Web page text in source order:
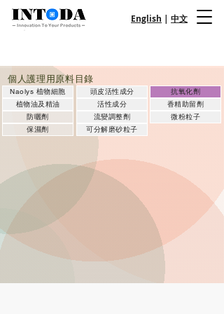
English | 中文
個人護理用原料目錄
Naolys 植物細胞
植物油及精油
防曬劑
保濕劑
頭皮活性成分
活性成分
流變調整劑
抗氧化劑
香精助留劑
微粉粒子
可分解磨砂粒子